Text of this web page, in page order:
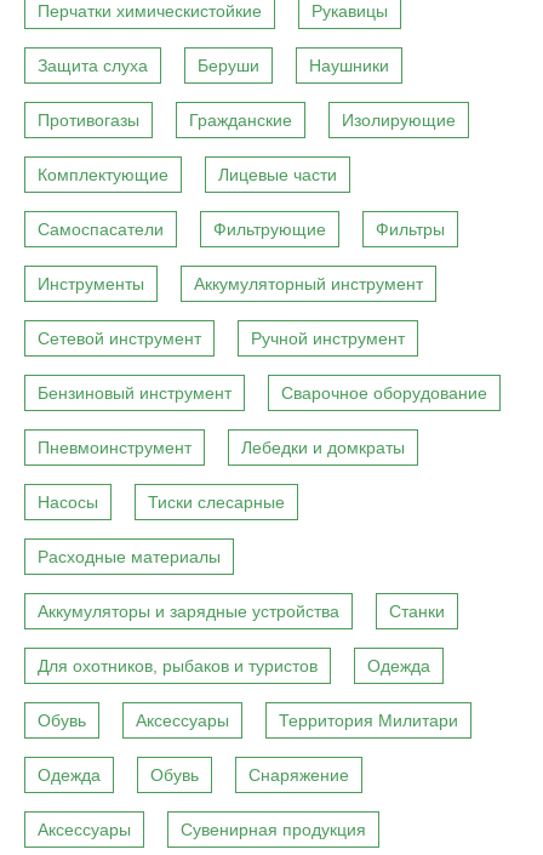
Перчатки химическистойкие Рукавицы
Защита слуха Беруши Наушники
Противогазы Гражданские Изолирующие
Комплектующие Лицевые части
Самоспасатели Фильтрующие Фильтры
Инструменты Аккумуляторный инструмент
Сетевой инструмент Ручной инструмент
Бензиновый инструмент Сварочное оборудование
Пневмоинструмент Лебедки и домкраты
Насосы Тиски слесарные
Расходные материалы
Аккумуляторы и зарядные устройства Станки
Для охотников, рыбаков и туристов Одежда
Обувь Аксессуары Территория Милитари
Одежда Обувь Снаряжение
Аксессуары Сувенирная продукция